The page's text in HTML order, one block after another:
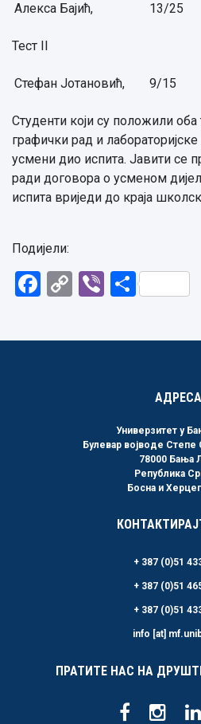
Алекса Бајић, 13/25
Тест II
Стефан Јотановић, 9/15
Студенти који су положили оба
графички рад и
усмени дио испита. Јавити се
ради договора о усменом
испита вриједи до краја
Подијели:
Facebook
CopyViberShare
АДРЕСА
Универзитет у
Булевар војводе Степе
78000 Бања
Република
Босна и
+ 387 (0)51
+ 387 (0)51
+ 387 (0)51
info [at]
ПРАТИТЕ НАС НА